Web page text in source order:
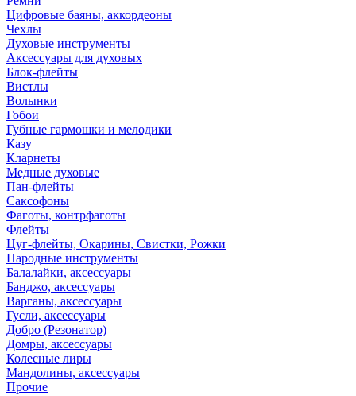
Цифровые баяны, аккордеоны
Чехлы
Духовые инструменты
Аксессуары для духовых
Блок-флейты
Вистлы
Волынки
Гобои
Губные гармошки и мелодики
Казу
Кларнеты
Медные духовые
Пан-флейты
Саксофоны
Фаготы, контрфаготы
Флейты
Цуг-флейты, Окарины, Свистки, Рожки
Народные инструменты
Балалайки, аксессуары
Банджо, аксессуары
Варганы, аксессуары
Гусли, аксессуары
Добро (Резонатор)
Домры, аксессуары
Колесные лиры
Мандолины, аксессуары
Прочие